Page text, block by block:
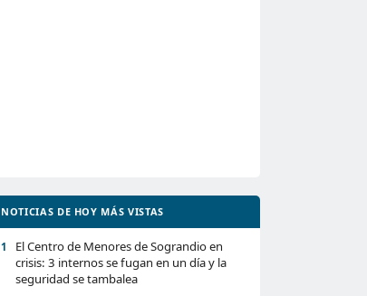
NOTICIAS DE HOY MÁS VISTAS
1
El Centro de Menores de Sograndio en
crisis: 3 internos se fugan en un día y la
seguridad se tambalea